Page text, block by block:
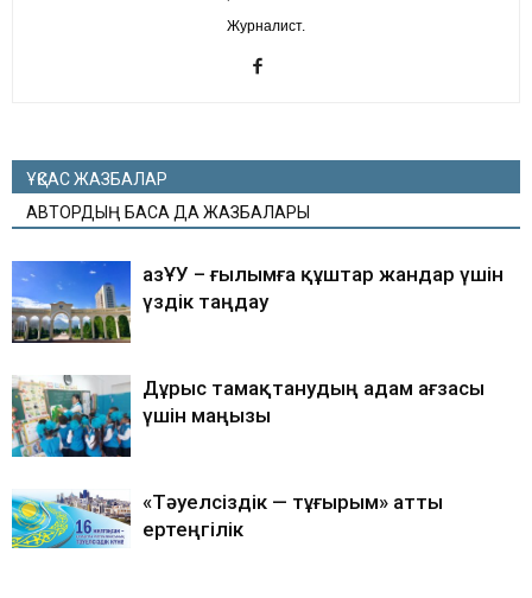
Журналист.
ҰҚСАС ЖАЗБАЛАР
АВТОРДЫҢ БАСҚА ДА ЖАЗБАЛАРЫ
ҚазҰУ – ғылымға құштар жандар үшін
үздік таңдау
Дұрыс тамақтанудың адам ағзасы
үшін маңызы
«Тәуелсіздік — тұғырым» атты
ертеңгілік